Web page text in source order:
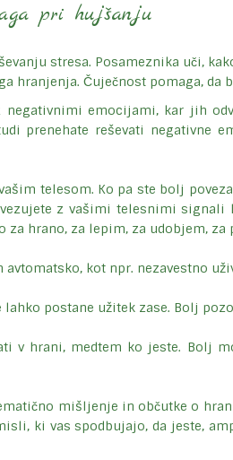
pri hujšanju
stresa. Posameznika uči,
hranjenja. Čuječnost pomaga,
emocijami, kar jih
prenehate reševati
telesom. Ko pa ste bolj
z vašimi telesnimi
hrano, za lepim, za udobjem,
kot npr. nezavestno
postane užitek zase. Bolj
v hrani, medtem ko jeste. Bolj
mišljenje in občutke o
ki vas spodbujajo, da jeste,